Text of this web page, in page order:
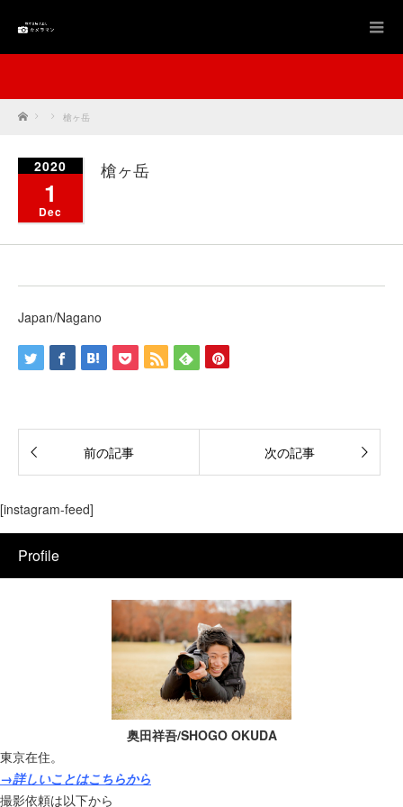
Home 槍ヶ岳
2020
1
Dec
槍ヶ岳
Japan/Nagano
前の記事 次の記事
[instagram-feed]
Profile
奥田祥吾/SHOGO OKUDA
東京在住。
→詳しいことはこちらから
撮影依頼は以下から